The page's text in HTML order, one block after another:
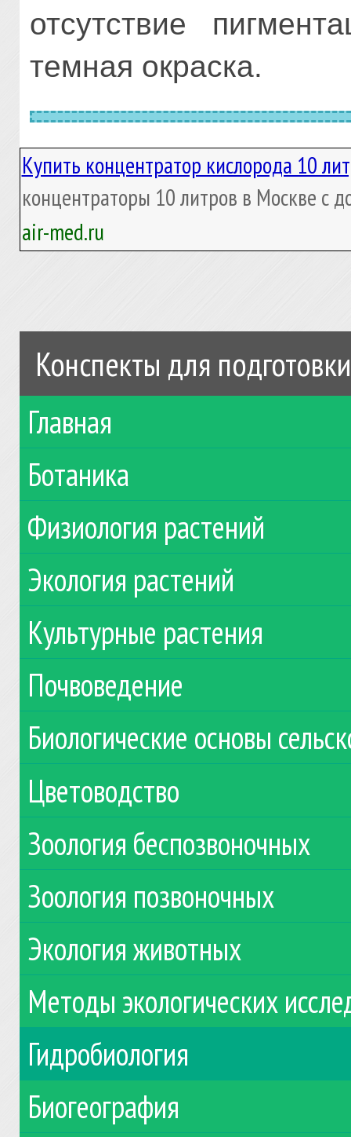
отсутствие
темная окраска.
Купить концентратор кислорода 10
концентраторы 10 литров в Москве с
air-med.ru
Конспекты для
Главная
Ботаника
Физиология растений
Экология растений
Культурные растения
Почвоведение
Биологические основы
Цветоводство
Зоология беспозвоночных
Зоология позвоночных
Экология животных
Методы экологических
Гидробиология
Биогеография